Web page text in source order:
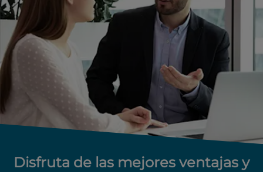
Disfruta de las mejores ventajas y